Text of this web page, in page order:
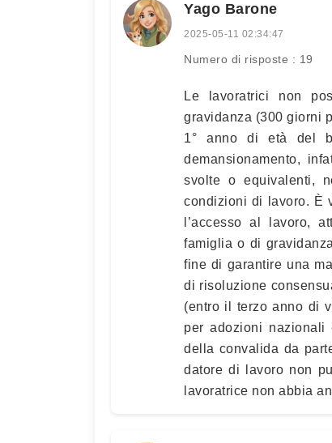
Yago Barone
2025-05-11 02:34:47
Numero di risposte : 19
Le lavoratrici non
gravidanza (300 giorni
1° anno di età del
demansionamento,
svolte o equivalenti,
condizioni di lavoro. È
l’accesso al lavoro,
famiglia o di
fine di garantire una
di risoluzione
(entro il terzo anno di
per adozioni nazionali
della convalida da
datore di lavoro non
lavoratrice non abbia